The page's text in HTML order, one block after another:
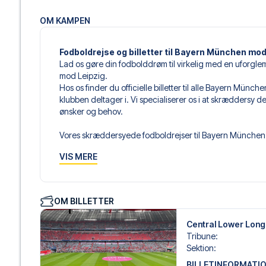
OM KAMPEN
Fodboldrejse og billetter til Bayern München
Lad os gøre din fodbolddrøm til virkelig med en
mod Leipzig.
Hos os finder du officielle billetter til alle Bayern
klubben deltager i. Vi specialiserer os i at skræddersy
ønsker og behov.
Vores skræddersyede fodboldrejser til Bayern
af fodboldbilletter, udvalgte hotel til enhver smag og
Når du vælger din billettype, kan du se i hvilken
eksempelvis være loungeadgang og/eller mad og
du vælger billettypen, og på dine rejsedokumenter.
Vi tilbyder et bredt udvalg af håndplukkede hoteller i
luksuriøse 5-stjernede hoteller til charmerende
VIS MERE
OM BILLETTER
Central Lower
Tribune:
Sektion: